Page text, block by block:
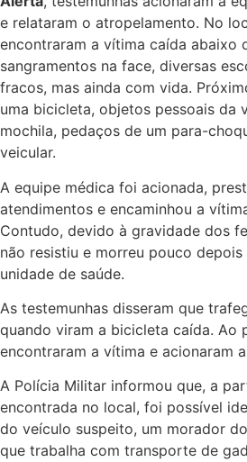
e relataram o atropelamento. No
encontraram a vítima caída abaixo
sangramentos na face, diversas
fracos, mas ainda com vida.
uma bicicleta, objetos pessoais da
mochila, pedaços de um para-
veicular.
A equipe médica foi acionada,
atendimentos e encaminhou a
Contudo, devido à gravidade dos
não resistiu e morreu pouco
unidade de saúde.
As testemunhas disseram que
quando viram a bicicleta caída. Ao
encontraram a vítima e acionaram
A Polícia Militar informou que, a
encontrada no local, foi possível
do veículo suspeito, um morador
que trabalha com transporte de